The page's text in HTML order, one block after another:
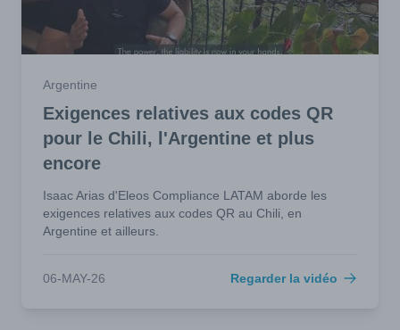
Argentine
Exigences relatives aux codes QR
pour le Chili, l'Argentine et plus
encore
Isaac Arias d'Eleos Compliance LATAM aborde les
exigences relatives aux codes QR au Chili, en
Argentine et ailleurs.
06-MAY-26 Regarder la vidéo